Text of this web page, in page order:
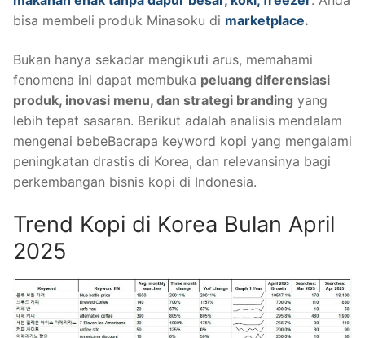
bisa membeli produk Minasoku di marketplace.
Bukan hanya sekadar mengikuti arus, memahami
fenomena ini dapat membuka peluang diferensiasi
produk, inovasi menu, dan strategi branding yang
lebih tepat sasaran. Berikut adalah analisis mendalam
mengenai bebeBacrapa keyword kopi yang mengalami
peningkatan drastis di Korea, dan relevansinya bagi
perkembangan bisnis kopi di Indonesia.
Trend Kopi di Korea Bulan April
2025